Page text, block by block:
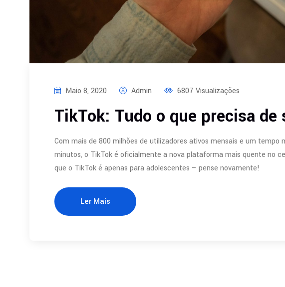
Maio 8, 2020 Admin 6807 Visualizações
TikTok: Tudo o que precisa de
Com mais de 800 milhões de utilizadores ativos mensais e um tempo
minutos, o TikTok é oficialmente a nova plataforma mais quente no
que o TikTok é apenas para adolescentes – pense novamente!
Ler Mais